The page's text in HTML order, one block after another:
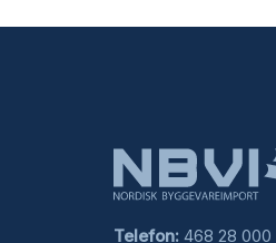
Telefon: 468 28 000